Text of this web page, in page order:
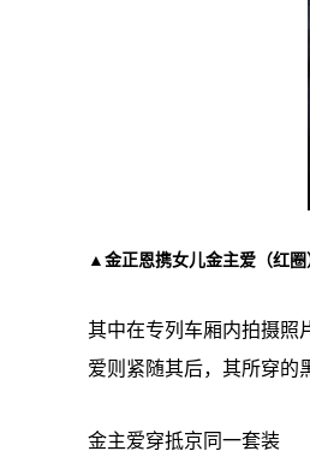
▲金正恩携女儿金主爱（红圈
其中在专列车厢内拍摄照
爱则紧随其后，其所穿的
金主爱穿抵京同一套装